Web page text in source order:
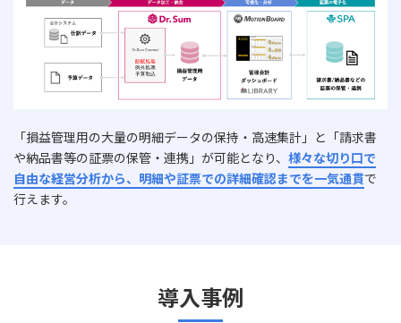
「損益管理用の大量の明細データの保持・高速集計」と「請求書
や納品書等の証票の保管・連携」が可能となり、 様々な切り口で
自由な経営分析から、明細や証票での詳細確認までを一気通貫で
行えます。
導入事例